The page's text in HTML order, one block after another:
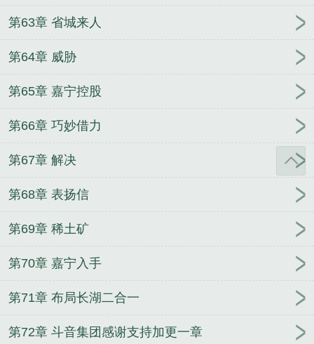
第63章 省城来人
第64章 威胁
第65章 嘉宁控股
第66章 巧妙借力
第67章 解决
第68章 表扬信
第69章 稀土矿
第70章 嘉宁入手
第71章 布局长湖二合一
第72章 斗音集团感谢支持加更一章